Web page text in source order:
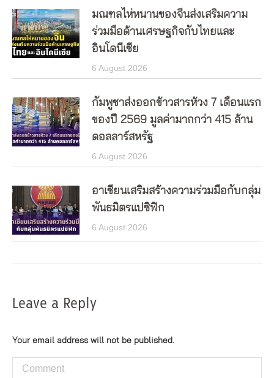
มณฑลไห่หนานของจีนส่งเสริมความ
ร่วมมือด้านเศรษฐกิจกับไทยและ
อินโดนีเซีย
6 August 2026
กัมพูชาส่งออกข้าวสารห้วง 7 เดือนแรก
ของปี 2569 มูลค่ามากกว่า 415 ล้าน
ดอลลาร์สหรัฐ
6 August 2026
อาเซียนเสริมสร้างความร่วมมือกับกลุ่ม
พันธมิตรแปซิฟิก
6 August 2026
Leave a Reply
Your email address will not be published.
Comment